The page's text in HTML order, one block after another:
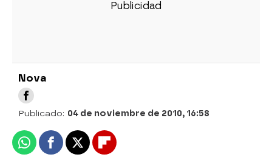
Nova
Publicado: 04 de noviembre de 2010, 16:58
WhatsappFacebook
X Flipboard